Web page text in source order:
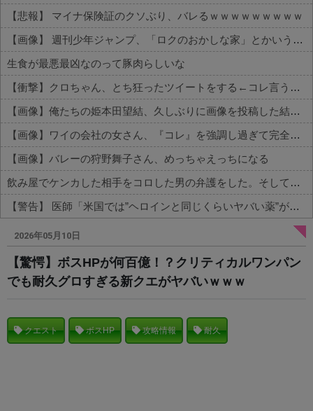
【悲報】 マイナ保険証のクソぶり、バレるｗｗｗｗｗｗｗｗｗ
【画像】 週刊少年ジャンプ、「ロクのおかしな家」とかいう微妙な漫画を巻頭カラーにしたせいで100万部切る
生食が最悪最凶なのって豚肉らしいな
【衝撃】クロちゃん、とち狂ったツイートをする←コレ言うほどおかしいか？？？？？？
【画像】俺たちの姫本田望結、久しぶりに画像を投稿した結果→やっぱりワイらの姫だったw w w w w w w w w w
【画像】ワイの会社の女さん、『コレ』を強調し過ぎて完全にあたしこ枠を狙ってるんだがw w w w w w w w w w w w
【画像】バレーの狩野舞子さん、めっちゃえっちになる
飲み屋でケンカした相手をコロした男の弁護をした。そして数年後、因果応報を思わせる出来事が…
【警告】 医師「米国では”ヘロインと同じくらいヤバい薬”が日本では平気で処方されてる」
Powered by livedoor 相互RSS
2026年05月10日
【驚愕】ボスHPが何百億！？クリティカルワンパン
でも耐久グロすぎる新クエがヤバいｗｗｗ
クエスト ボスHP 攻略情報 耐久